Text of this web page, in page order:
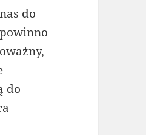
do
do